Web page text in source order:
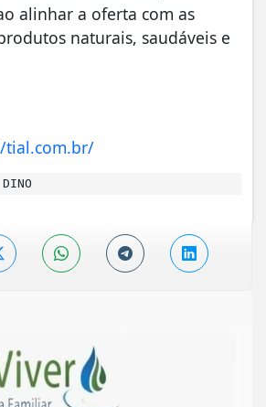
alinhar a oferta com as
naturais, saudáveis e
tial.com.br/
DINO